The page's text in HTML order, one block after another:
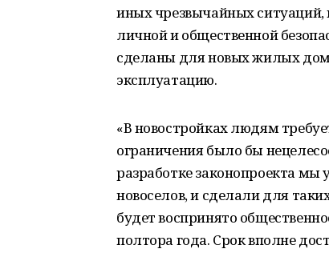
иных чрезвычайных ситуаций,
личной и общественной
сделаны для новых жилых
эксплуатацию.
«В новостройках людям
ограничения было бы
разработке законопроекта мы
новоселов, и сделали для
будет воспринято
полтора года. Срок вполне